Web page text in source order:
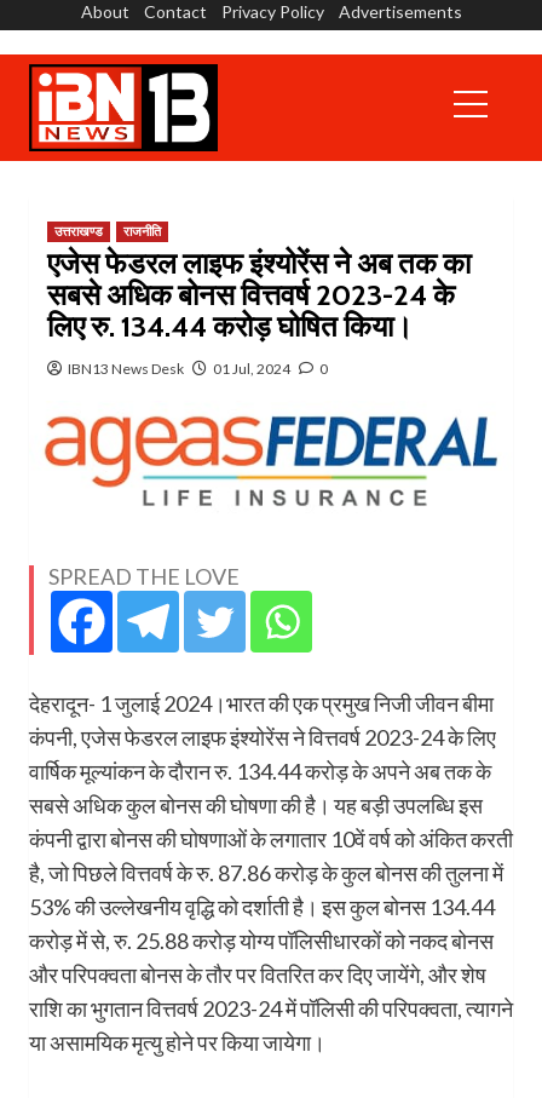
content
About Contact Privacy Policy Advertisements
Menu
उत्तराखण्ड राजनीति
एजेस फेडरल लाइफ इंश्योरेंस ने अब तक का
सबसे अधिक बोनस वित्तवर्ष 2023-24 के
लिए रु. 134.44 करोड़ घोषित किया।
IBN13 News Desk 01 Jul, 2024 0
SPREAD THE LOVE
देहरादून- 1 जुलाई 2024।भारत की एक प्रमुख निजी जीवन बीमा
कंपनी, एजेस फेडरल लाइफ इंश्योरेंस ने वित्तवर्ष 2023-24 के लिए
वार्षिक मूल्यांकन के दौरान रु. 134.44 करोड़ के अपने अब तक के
सबसे अधिक कुल बोनस की घोषणा की है। यह बड़ी उपलब्धि इस
कंपनी द्वारा बोनस की घोषणाओं के लगातार 10वें वर्ष को अंकित करती
है, जो पिछले वित्तवर्ष के रु. 87.86 करोड़ के कुल बोनस की तुलना में
53% की उल्लेखनीय वृद्धि को दर्शाती है। इस कुल बोनस 134.44
करोड़ में से, रु. 25.88 करोड़ योग्य पॉलिसीधारकों को नकद बोनस
और परिपक्वता बोनस के तौर पर वितरित कर दिए जायेंगे, और शेष
राशि का भुगतान वित्तवर्ष 2023-24 में पॉलिसी की परिपक्वता, त्यागने
या असामयिक मृत्यु होने पर किया जायेगा।